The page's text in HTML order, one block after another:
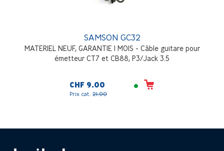
SAMSON GC32
MATERIEL NEUF, GARANTIE 1 MOIS - Câble guitare pour
émetteur CT7 et CB88, P3/Jack 3.5
CHF 9.00
Prix cat. 21.00